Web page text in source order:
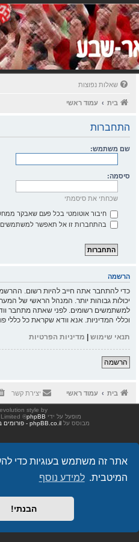
אתר זה משתמש בעוגיות כדי
המיטבית. למידע נוסף
הבנתי!
שאלות נפוצות
בית עמוד ראשי
התחברות
שם משתמש:
סיסמה:
שכחתי את סיסמתי
חיבור אוטומטי בכל פעם שאבקר
בהתחברות זו אל תאפשר למשתמשים
הרשמה
כדי להתחבר אתה חייב להיות רשום.
יכולות גבוהות יותר. המנהל הראשי של
למשתמשים רשומים. לפני שאתה מתחבר
וכללי המדיניות. אנא וודא שקראת כל כללי
תנאי שימוש | מדיניות הפרטיות
הרשמה
בית עמוד ראשי יצירת קשר
style by
מופעל על ידי phpBB
® Forum Software © phpBB Limited
מבוסס על phpBB.co.il - פורומים בעברית